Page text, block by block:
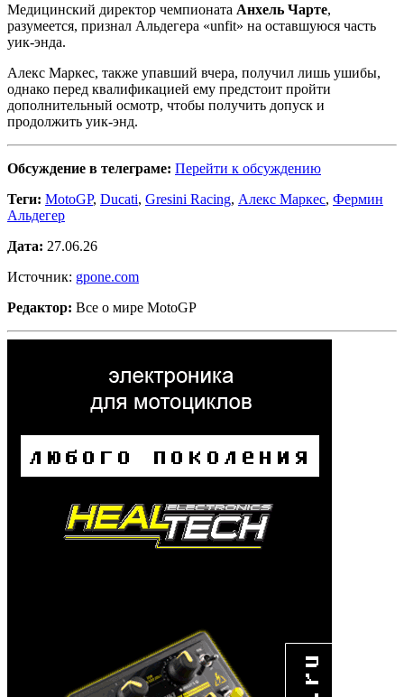
Медицинский директор чемпионата Анхель Чарте,
разумеется, признал Альдегера «unfit» на оставшуюся часть
уик-энда.
Алекс Маркес, также упавший вчера, получил лишь ушибы,
однако перед квалификацией ему предстоит пройти
дополнительный осмотр, чтобы получить допуск и
продолжить уик-энд.
Обсуждение в телеграме: Перейти к обсуждению
Теги: MotoGP, Ducati, Gresini Racing, Алекс Маркес, Фермин
Альдегер
Дата: 27.06.26
Источник: gpone.com
Редактор: Все о мире MotoGP